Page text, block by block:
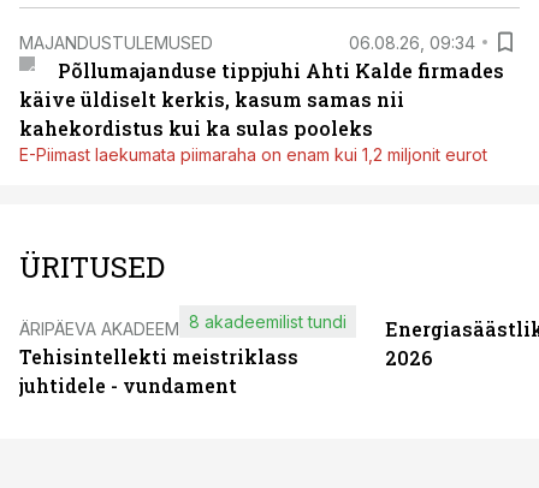
MAJANDUSTULEMUSED 06.08.26, 09:34
Põllumajanduse tippjuhi Ahti Kalde firmades
käive üldiselt kerkis, kasum samas nii
kahekordistus kui ka sulas pooleks
E-Piimast laekumata piimaraha on enam kui 1,2 miljonit eurot
ÜRITUSED
ÄRIPÄEVA AKADEEMIA
Tehisintellekti meistriklass
juhtidele - vundament
8 akadeemilist tundi
2026